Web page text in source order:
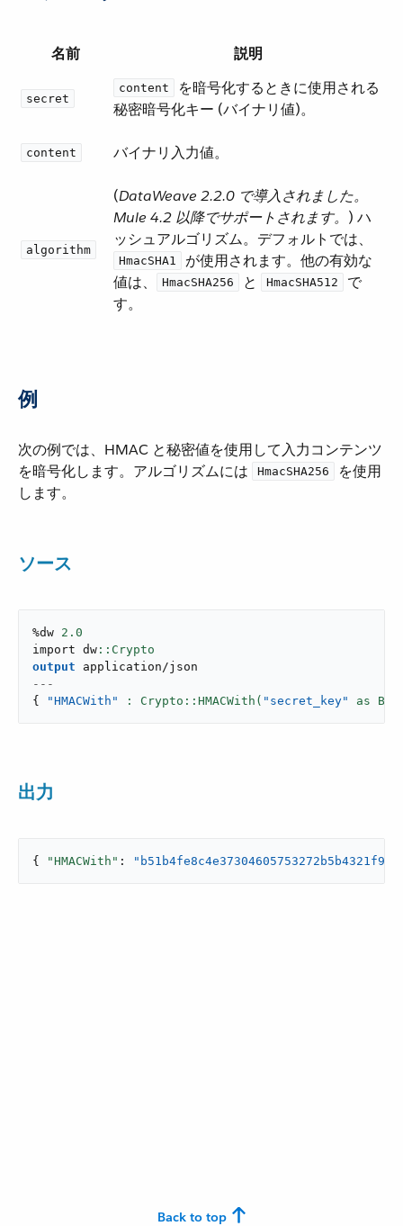
名前 説明
secret
content
​ を暗号化するときに使用される
秘密暗号化キー (バイナリ値)。
content バイナリ入力値。
algorithm
(​DataWeave 2.2.0 で導入されました。
Mule 4.2 以降でサポートされます。 ​) ハ
ッシュアルゴリズム。デフォルトでは、​
HmacSHA1
​ が使用されます。他の有効な
値は、​
HmacSHA256 ​ と ​ HmacSHA512
​ で
す。
例
次の例では、HMAC と秘密値を使用して入力コンテンツ
を暗号化します。アルゴリズムには ​
HmacSHA256
​ を使用
します。
ソース
%dw 2.0
import dw
output
application/json
---
{
"HMACWith" : Crypto::HMACWith( "secret_key" as
出力
{ "HMACWith" :
Back to top